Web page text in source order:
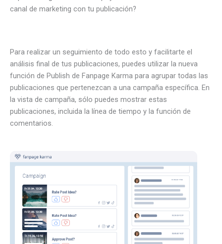
canal de marketing con tu publicación?
Para realizar un seguimiento de todo esto y facilitarte el
análisis final de tus publicaciones, puedes utilizar la nueva
función de Publish de Fanpage Karma para agrupar todas las
publicaciones que pertenezcan a una campaña específica. En
la vista de campaña, sólo puedes mostrar estas
publicaciones, incluida la línea de tiempo y la función de
comentarios.